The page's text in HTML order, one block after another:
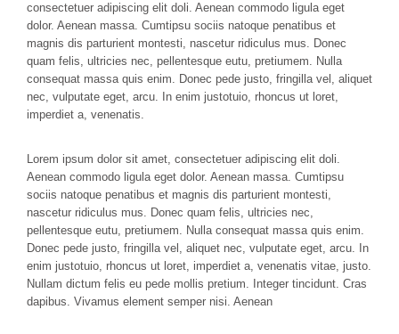
consectetuer adipiscing elit doli. Aenean commodo ligula eget
dolor. Aenean massa. Cumtipsu sociis natoque penatibus et
magnis dis parturient montesti, nascetur ridiculus mus. Donec
quam felis, ultricies nec, pellentesque eutu, pretiumem. Nulla
consequat massa quis enim. Donec pede justo, fringilla vel, aliquet
nec, vulputate eget, arcu. In enim justotuio, rhoncus ut loret,
imperdiet a, venenatis.
Lorem ipsum dolor sit amet, consectetuer adipiscing elit doli.
Aenean commodo ligula eget dolor. Aenean massa. Cumtipsu
sociis natoque penatibus et magnis dis parturient montesti,
nascetur ridiculus mus. Donec quam felis, ultricies nec,
pellentesque eutu, pretiumem. Nulla consequat massa quis enim.
Donec pede justo, fringilla vel, aliquet nec, vulputate eget, arcu. In
enim justotuio, rhoncus ut loret, imperdiet a, venenatis vitae, justo.
Nullam dictum felis eu pede mollis pretium. Integer tincidunt. Cras
dapibus. Vivamus element semper nisi. Aenean